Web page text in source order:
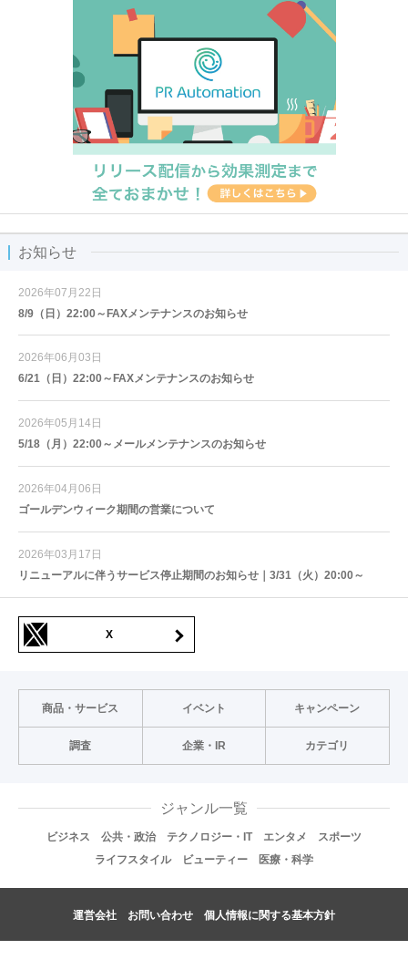
お知らせ
2026年07月22日
8/9（日）22:00～FAXメンテナンスのお知らせ
2026年06月03日
6/21（日）22:00～FAXメンテナンスのお知らせ
2026年05月14日
5/18（月）22:00～メールメンテナンスのお知らせ
2026年04月06日
ゴールデンウィーク期間の営業について
2026年03月17日
リニューアルに伴うサービス停止期間のお知らせ｜3/31（火）20:00～
X
商品・サービス イベント キャンペーン
調査 企業・IR カテゴリ
ジャンル一覧
ビジネス 公共・政治 テクノロジー・IT エンタメ
スポーツ
ライフスタイル
ビューティー 医療・科学
運営会社 お問い合わせ 個人情報に関する基本方針